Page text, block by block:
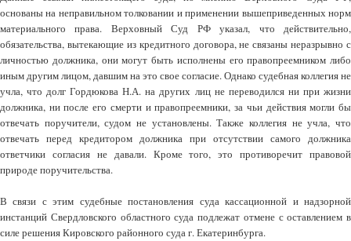
основаны на неправильном толковании и применении вышеприведенных норм
материального права. Верховный Суд РФ указал, что действительно,
обязательства, вытекающие из кредитного договора, не связаны неразрывно с
личностью должника, они могут быть исполнены его правопреемником либо
иным другим лицом, давшим на это свое согласие. Однако судебная коллегия не
учла, что долг Гордюкова Н.А. на других лиц не переводился ни при жизни
должника, ни после его смерти и правопреемники, за чьи действия могли бы
отвечать поручители, судом не установлены. Также коллегия не учла, что
отвечать перед кредитором должника при отсутствии самого должника
ответчики согласия не давали. Кроме того, это противоречит правовой
природе поручительства.
В связи с этим судебные постановления суда кассационной и надзорной
инстанций Свердловского областного суда подлежат отмене с оставлением в
силе решения Кировского районного суда г. Екатеринбурга.